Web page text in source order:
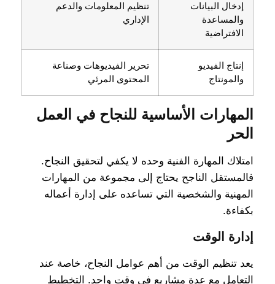
إدخال البيانات
والمساعدة
الافتراضية
تنظيم المعلومات والدعم
الإداري
إنتاج الفيديو
والمونتاج
تحرير الفيديوهات وصناعة
المحتوى المرئي
المهارات الأساسية للنجاح في العمل
الحر
امتلاك المهارة الفنية وحده لا يكفي لتحقيق النجاح.
فالمستقل الناجح يحتاج إلى مجموعة من المهارات
المهنية والشخصية التي تساعده على إدارة أعماله
بكفاءة.
إدارة الوقت
يعد تنظيم الوقت من أهم عوامل النجاح، خاصة عند
التعامل مع عدة مشاريع في وقت واحد. التخطيط